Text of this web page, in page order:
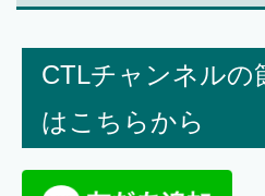
CTLチャンネルの
はこちらから